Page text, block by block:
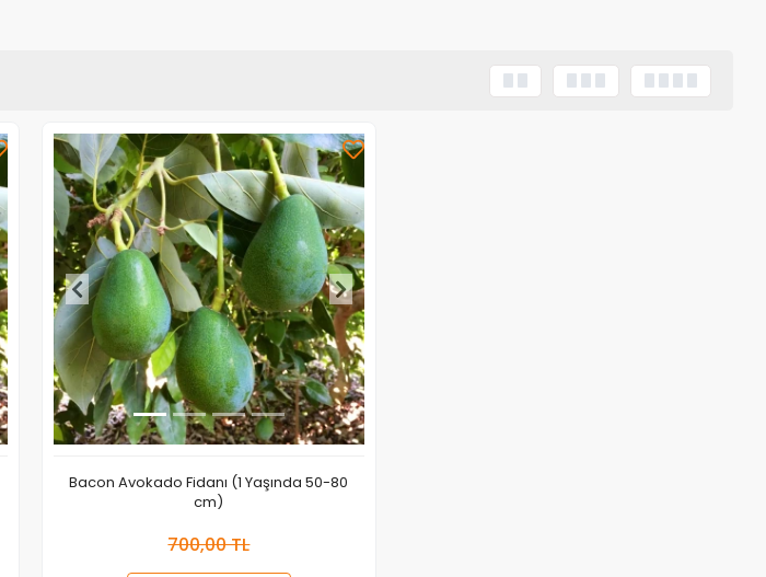
Bacon Avokado Fidanı (1 Yaşında 50-80
cm)
700,00 TL